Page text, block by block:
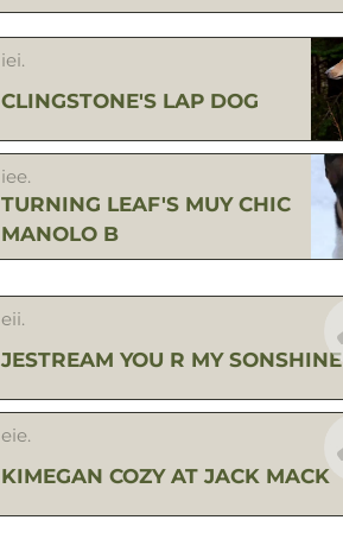
iei.
CLINGSTONE'S LAP DOG
iee.
TURNING LEAF'S MUY CHIC
MANOLO B
eii.
JESTREAM YOU R MY SONSHINE
eie.
KIMEGAN COZY AT JACK MACK